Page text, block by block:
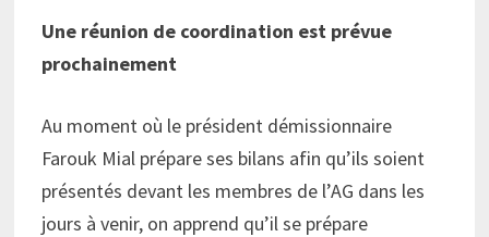
Une réunion de coordination est prévue
prochainement
Au moment où le président démissionnaire
Farouk Mial prépare ses bilans afin qu’ils soient
présentés devant les membres de l’AG dans les
jours à venir, on apprend qu’il se prépare